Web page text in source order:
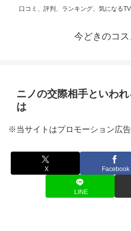
口コミ、評判、ランキング、気になる
今どきのコ
ニノの交際相手といわ
は
※当サイトはプロモーション広告
X Facebook
LINE